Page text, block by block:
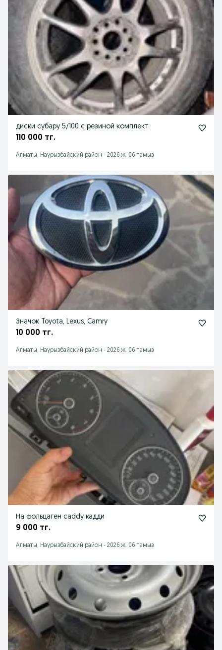
диски субару 5/100 с резиной комплект
110 000 тг.
Алматы, Наурызбайский район - 2026 ж. 06 тамыз
Значок Toyota, Lexus, Camry
10 000 тг.
Алматы, Наурызбайский район - 2026 ж. 06 тамыз
На фольцаген caddy кадди
9 000 тг.
Алматы, Наурызбайский район - 2026 ж. 06 тамыз